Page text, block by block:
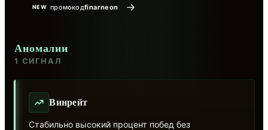
NEW промокодfinarneon →
Аномалии
1 СИГНАЛ
Винрейт
Стабильно высокий процент побед без